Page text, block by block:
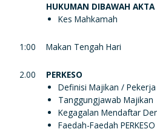
HUKUMAN DIBAWAH AKTA
Kes Mahkamah
1:00 Makan Tengah Hari
2.00
PERKESO
Definisi Majikan / Pekerja
Tanggungjawab Majikan
Kegagalan Mendaftar
Faedah-Faedah PERKESO